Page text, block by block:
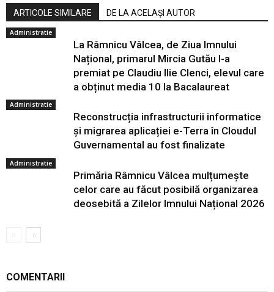
ARTICOLE SIMILARE DE LA ACELAȘI AUTOR
Administratie
La Râmnicu Vâlcea, de Ziua Imnului
Național, primarul Mircia Gutău l-a
premiat pe Claudiu Ilie Clenci, elevul care
a obținut media 10 la Bacalaureat
Administratie
Reconstrucția infrastructurii informatice
și migrarea aplicației e-Terra în Cloudul
Guvernamental au fost finalizate
Administratie
Primăria Râmnicu Vâlcea mulțumește
celor care au făcut posibilă organizarea
deosebită a Zilelor Imnului Național 2026
COMENTARII